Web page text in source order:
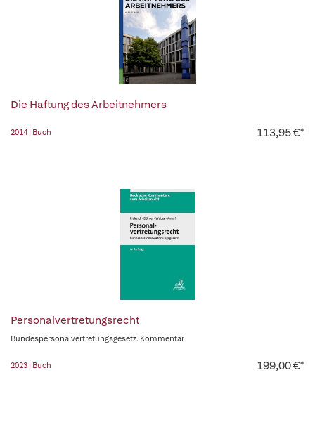
Die Haftung des Arbeitnehmers
2014 | Buch 113,95 €*
Personalvertretungsrecht
Bundespersonalvertretungsgesetz. Kommentar
2023 | Buch 199,00 €*